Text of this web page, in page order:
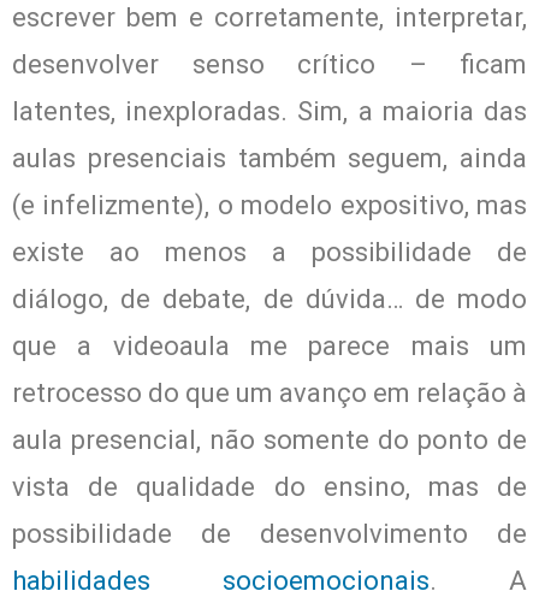
escrever bem e corretamente, interpretar,
desenvolver senso crítico – ficam
latentes, inexploradas. Sim, a maioria das
aulas presenciais também seguem, ainda
(e infelizmente), o modelo expositivo, mas
existe ao menos a possibilidade de
diálogo, de debate, de dúvida… de modo
que a videoaula me parece mais um
retrocesso do que um avanço em relação à
aula presencial, não somente do ponto de
vista de qualidade do ensino, mas de
possibilidade de desenvolvimento de
habilidades socioemocionais. A